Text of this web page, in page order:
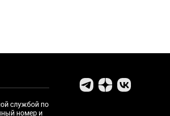
службой по
номер и